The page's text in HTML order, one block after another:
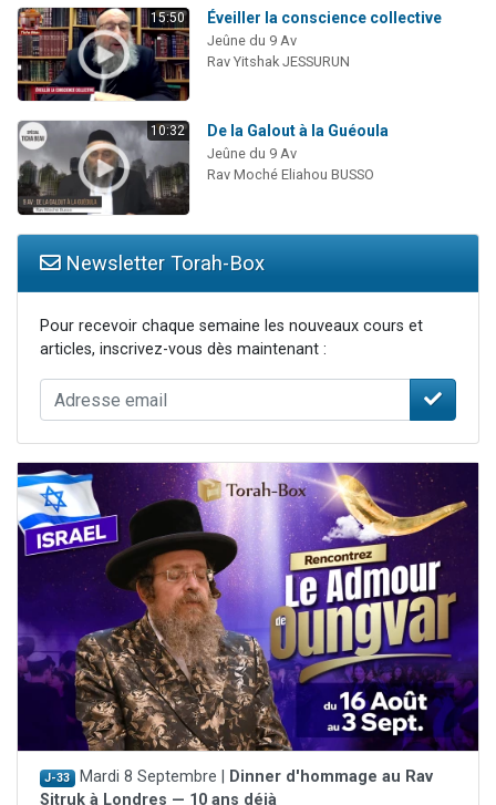
15:50 Éveiller la conscience collective
Jeûne du 9 Av
Rav Yitshak JESSURUN
10:32 De la Galout à la Guéoula
Jeûne du 9 Av
Rav Moché Eliahou BUSSO
Newsletter Torah-Box
Pour recevoir chaque semaine les nouveaux cours et
articles, inscrivez-vous dès maintenant :
J-33 Mardi 8 Septembre |
Dinner d'hommage au Rav
Sitruk à Londres — 10 ans déjà